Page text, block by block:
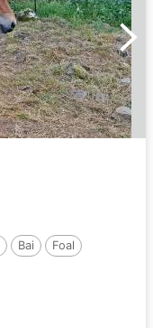
Bai
Foal